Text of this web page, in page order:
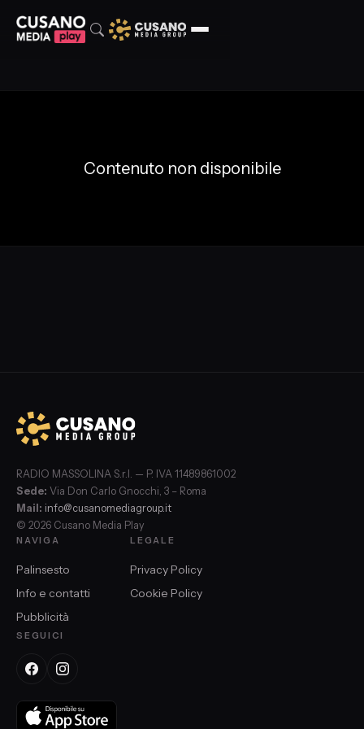
Contenuto non disponibile
RADIO MASSOLINA S.r.l. — P. IVA 11489861002
Sede: Via Don Carlo Gnocchi, 3 – Roma
Mail: info@cusanomediagroup.it
© 2026 Cusano Media Play
NAVIGA
Palinsesto
Info e contatti
Pubblicità
LEGALE
Privacy Policy
Cookie Policy
SEGUICI